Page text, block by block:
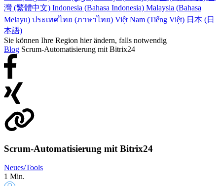
灣 (繁體中文) Indonesia (Bahasa Indonesia) Malaysia (Bahasa
Melayu) ประเทศไทย (ภาษาไทย) Việt Nam (Tiếng Việt) 日本 (日
本語)
Sie können Ihre Region hier ändern, falls notwendig
Blog Scrum-Automatisierung mit Bitrix24
Scrum-Automatisierung mit Bitrix24
Neues/Tools
1 Min.